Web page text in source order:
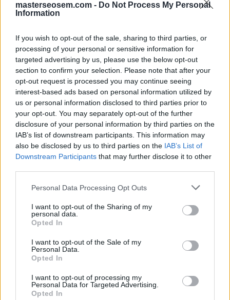
masterseosem.com - Do Not Process My Personal
Information
If you wish to opt-out of the sale, sharing to third parties, or
processing of your personal or sensitive information for
targeted advertising by us, please use the below opt-out
section to confirm your selection. Please note that after your
opt-out request is processed you may continue seeing
interest-based ads based on personal information utilized by
us or personal information disclosed to third parties prior to
your opt-out. You may separately opt-out of the further
disclosure of your personal information by third parties on the
IAB’s list of downstream participants. This information may
also be disclosed by us to third parties on the IAB’s List of
Downstream Participants that may further disclose it to other
Personal Data Processing Opt Outs
I want to opt-out of the Sharing of my
personal data.
Opted In
I want to opt-out of the Sale of my
Personal Data.
Opted In
I want to opt-out of processing my
Personal Data for Targeted Advertising.
Opted In
Página 31 de 120
Un anunciante intenta
habilitar la puja de
coste por adquisición
(CPA) objetivo, pero
esa opción no está
disponible. La razón
más probable es que
el anunciante:
Ha tenido menos de 5 conversiones en los últimos 15 días.
Usa otra estrategia de pujas automáticas.
Usa Google Analytics.
Ha tenido menos de 15 conversiones en los últimos 30 días.
Click aquí para ver la respuesta
días.